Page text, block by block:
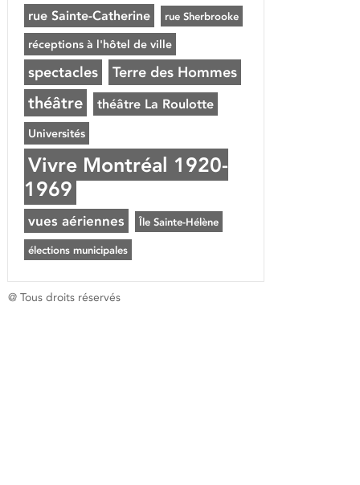
rue Sainte-Catherine rue Sherbrooke
réceptions à l'hôtel de ville
spectacles Terre des Hommes
théâtre théâtre La Roulotte
Universités
Vivre Montréal 1920-
1969
vues aériennes Île Sainte-Hélène
élections municipales
@ Tous droits réservés